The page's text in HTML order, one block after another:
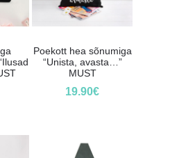
Poekott hea sõnumiga
“Unista, avasta…”
MUST
19.90€